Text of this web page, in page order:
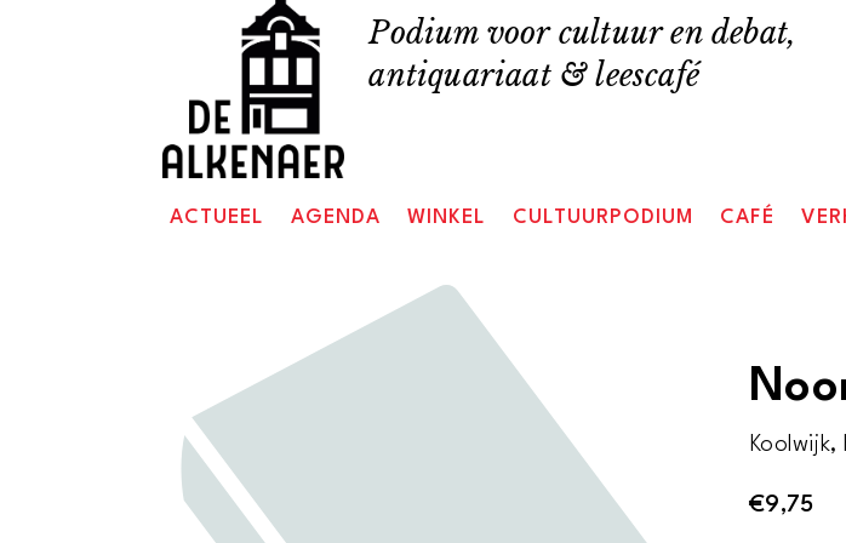
Podium voor cultuur en debat,
antiquariaat & leescafé
ACTUEEL AGENDA WINKEL CULTUURPODIUM CAFÉ
Koolwijk,
€9,75